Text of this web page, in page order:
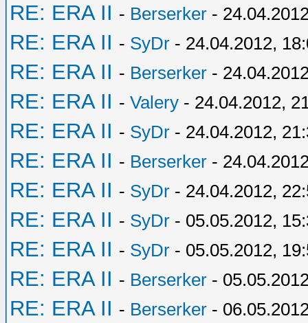
RE: ERA II - Berserker -
RE: ERA II - SyDr - 24.04.2012,
RE: ERA II - Berserker -
RE: ERA II - Valery - 24.04.2012,
RE: ERA II - SyDr - 24.04.2012,
RE: ERA II - Berserker -
RE: ERA II - SyDr - 24.04.2012,
RE: ERA II - SyDr - 05.05.2012,
RE: ERA II - SyDr - 05.05.2012,
RE: ERA II - Berserker -
RE: ERA II - Berserker -